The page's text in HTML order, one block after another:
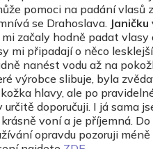
pomoci na padání vlasů
se Drahoslava.
mi začaly hodně padat
mi připadají o něco
nanést vodu až na
výrobce slibuje, byla
hlavy, ale po
doporučuji. I já sama
voní a je příjemná.
opravdu pozoruji